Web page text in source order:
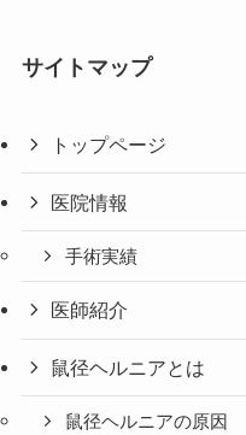
サイトマップ
トップページ
医院情報
手術実績
医師紹介
鼠径ヘルニアとは
鼠径ヘルニアの原因